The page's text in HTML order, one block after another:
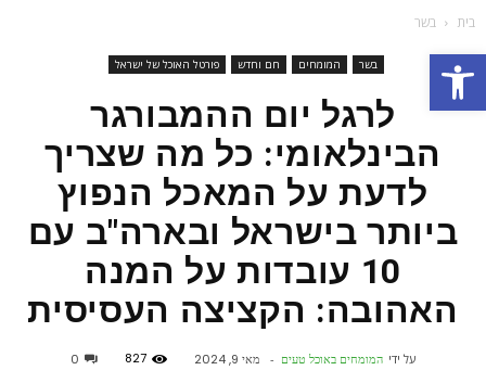
פתח סרגל נגישות
בית בשר
בשר המומחים חם וחדש פורטל האוכל של ישראל
לרגל יום ההמבורגר
הבינלאומי: כל מה שצריך
לדעת על המאכל הנפוץ
ביותר בישראל ובארה"ב עם
10 עובדות על המנה
האהובה: הקציצה העסיסית
על ידי המומחים באוכל טעים - מאי 9, 2024 827
0